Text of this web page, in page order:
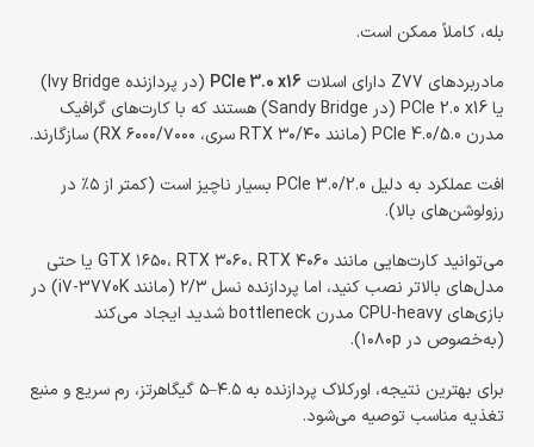
بله، کاملاً ممکن است.
مادربردهای Z77 دارای اسلات
PCIe 3.0 x16
(در پردازنده Ivy Bridge)
یا PCIe 2.0 x16 (در Sandy Bridge) هستند که با کارت‌های گرافیک
مدرن PCIe 4.0/5.0 (مانند RTX ۳۰/۴۰ سری، RX ۶۰۰۰/۷۰۰۰) سازگارند.
افت عملکرد به دلیل PCIe 3.0/2.0 بسیار ناچیز است (کمتر از ۵٪ در
رزولوشن‌های بالا).
می‌توانید کارت‌هایی مانند GTX ۱۶۵۰، RTX ۳۰۶۰، RTX ۴۰۶۰ یا حتی
مدل‌های بالاتر نصب کنید، اما پردازنده نسل ۲/۳ (مانند i7-3770K) در
بازی‌های CPU-heavy مدرن bottleneck شدید ایجاد می‌کند
(به‌خصوص در ۱۰۸۰p).
برای بهترین نتیجه، اورکلاک پردازنده به ۴.۵–۵ گیگاهرتز، رم سریع و منبع
تغذیه مناسب توصیه می‌شود.